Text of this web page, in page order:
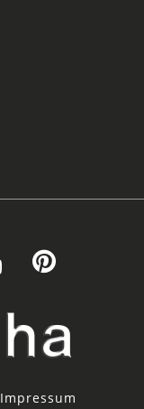
Impressum